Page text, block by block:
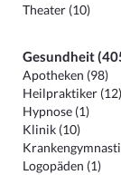
Theater (10)
Gesundheit
Apotheken (98)
Heilpraktiker (12)
Hypnose (1)
Klinik (10)
Logopäden (1)